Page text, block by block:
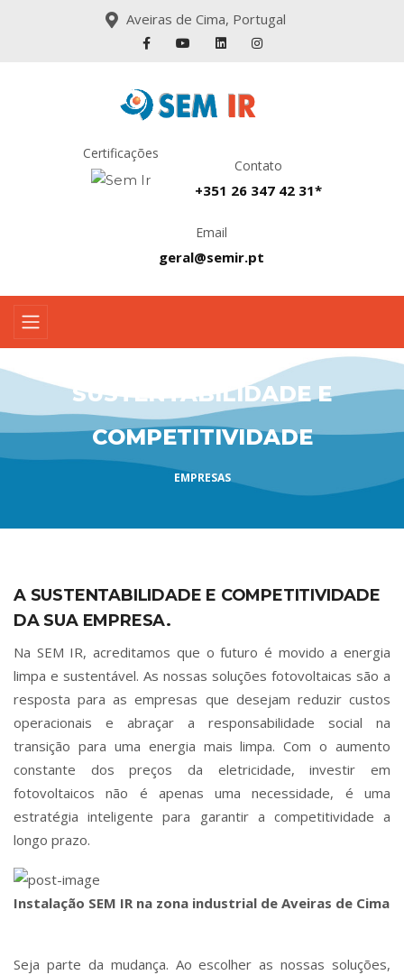
Aveiras de Cima, Portugal
Certificações
Contato
+351 26 347 42 31*
Email
geral@semir.pt
SUSTENTABILIDADE E
COMPETITIVIDADE
EMPRESAS
A SUSTENTABILIDADE E COMPETITIVIDADE
DA SUA EMPRESA.
Na SEM IR, acreditamos que o futuro é movido a energia
limpa e sustentável. As nossas soluções fotovoltaicas são a
resposta para as empresas que desejam reduzir custos
operacionais e abraçar a responsabilidade social na
transição para uma energia mais limpa. Com o aumento
constante dos preços da eletricidade, investir em
fotovoltaicos não é apenas uma necessidade, é uma
estratégia inteligente para garantir a competitividade a
longo prazo.
Instalação SEM IR na zona industrial de Aveiras de Cima
Seja parte da mudança. Ao escolher as nossas soluções,